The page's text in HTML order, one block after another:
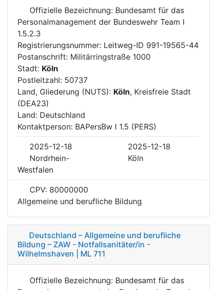
Offizielle Bezeichnung: Bundesamt für das
Personalmanagement der Bundeswehr Team I
1.5.2.3
Registrierungsnummer: Leitweg-ID 991-19565-44
Postanschrift: Militärringstraße 1000
Stadt: Köln
Postleitzahl: 50737
Land, Gliederung (NUTS): Köln, Kreisfreie Stadt
(DEA23)
Land: Deutschland
Kontaktperson: BAPersBw I 1.5 (PERS)
2025-12-18
2025-12-18
Nordrhein-
Westfalen
Köln
CPV: 80000000
Allgemeine und berufliche Bildung
Deutschland – Allgemeine und berufliche
Bildung – ZAW - Notfallsanitäter/in -
Wilhelmshaven | ML 711
Offizielle Bezeichnung: Bundesamt für das